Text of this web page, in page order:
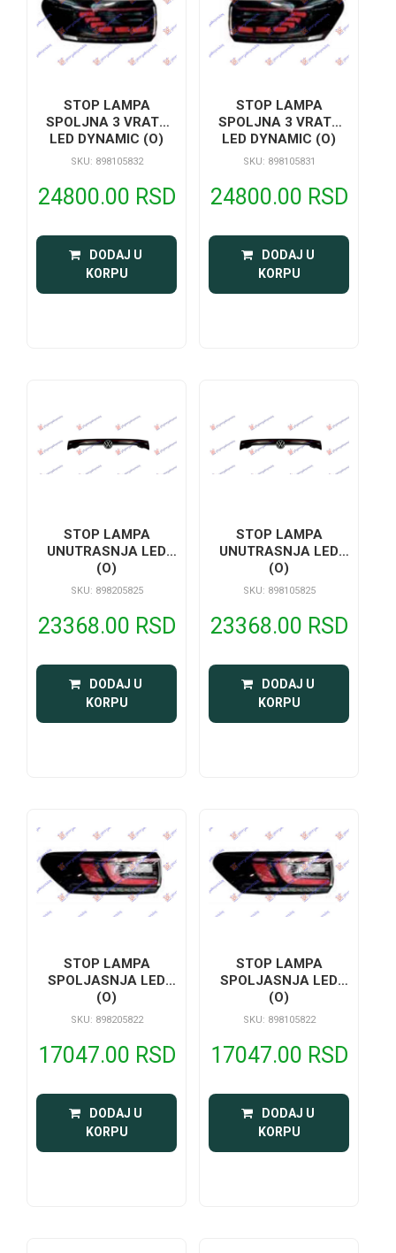
STOP LAMPA
SPOLJNA 3 VRATA
LED DYNAMIC (O)
SKU: 898105832
24800.00 RSD
DODAJ U
KORPU
STOP LAMPA
SPOLJNA 3 VRATA
LED DYNAMIC (O)
SKU: 898105831
24800.00 RSD
DODAJ U
KORPU
STOP LAMPA
UNUTRASNJA LED
(O)
SKU: 898205825
23368.00 RSD
DODAJ U
KORPU
STOP LAMPA
UNUTRASNJA LED
(O)
SKU: 898105825
23368.00 RSD
DODAJ U
KORPU
STOP LAMPA
SPOLJASNJA LED
(O)
SKU: 898205822
17047.00 RSD
DODAJ U
KORPU
STOP LAMPA
SPOLJASNJA LED
(O)
SKU: 898105822
17047.00 RSD
DODAJ U
KORPU